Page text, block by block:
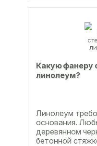
Какую фанеру
линолеум?
Линолеум
основания.
деревянном
бетонной